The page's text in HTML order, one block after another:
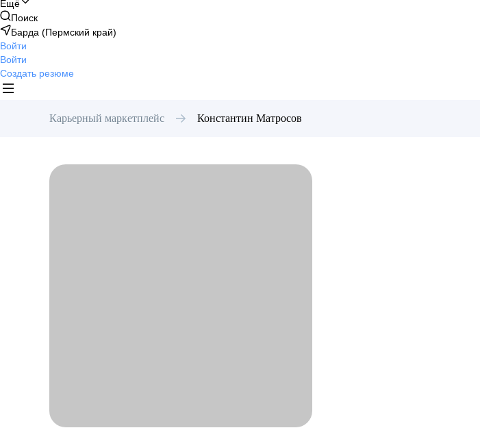
Ещё
Поиск
Барда (Пермский край)
Войти
Войти
Создать резюме
Карьерный маркетплейс Константин Матросов